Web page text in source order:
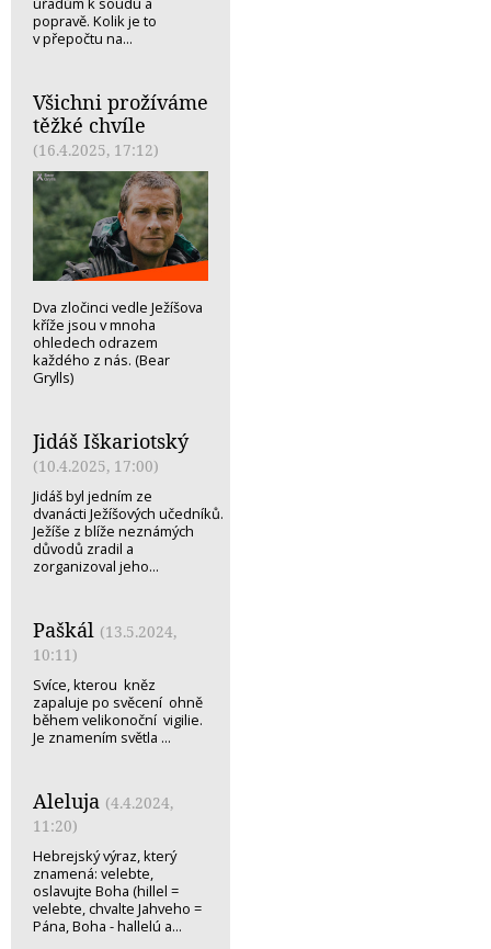
popravě. Kolik je to
v přepočtu na...
Všichni prožíváme
těžké chvíle
(16.4.2025, 17:12)
Dva zločinci vedle Ježíšova
kříže jsou v mnoha
ohledech odrazem
každého z nás. (Bear
Grylls)
Jidáš Iškariotský
(10.4.2025, 17:00)
Jidáš byl jedním ze
dvanácti Ježíšových učedníků.
Ježíše z blíže neznámých
důvodů zradil a
zorganizoval jeho...
Paškál (13.5.2024,
10:11)
Svíce, kterou kněz
zapaluje po svěcení ohně
během velikonoční vigilie.
Je znamením světla ...
Aleluja (4.4.2024,
11:20)
Hebrejský výraz, který
znamená: velebte,
oslavujte Boha (hillel =
velebte, chvalte Jahveho =
Pána, Boha - hallelú a...